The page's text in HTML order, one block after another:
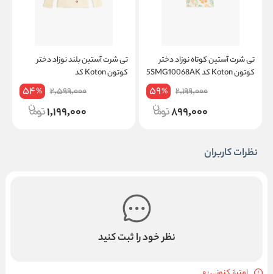
تی شرت آستین کوتاه نوزاد دختر
کوتون Koton کد 5SMG10068AK
2,199,000
59%
899,000
تی شرت آستین بلند نوزاد دختر
کوتون Koton کد
2,599,000
54%
1,199,000
نظرات کاربران
نظر خود را ثبت کنید